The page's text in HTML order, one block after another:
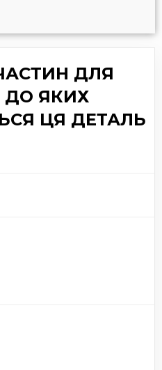
ДЛЯ
ДО ЯКИХ
ЦЯ ДЕТАЛЬ